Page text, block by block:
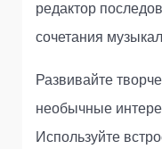
редактор
сочетания
Развивайте
необычные
Используйте